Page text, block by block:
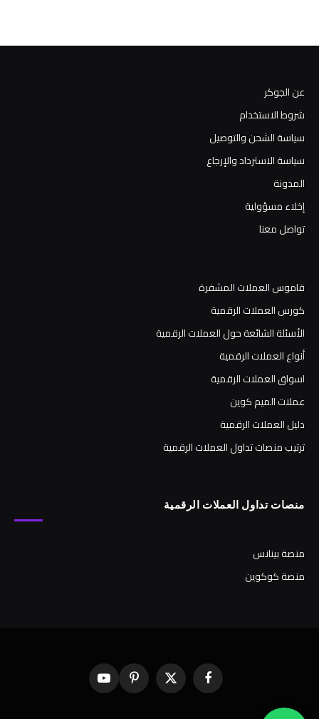
عن الجوكر
شروط الاستخدام
سياسة الشحن والتوصيل
سياسة الاسترداد والإرجاع
المدونة
إخلاء مسؤولية
تواصل معنا
قاموس العملات المشفرة
كورس العملات الرقمية
الأسئلة الشائعة حول العملات الرقمية
أنواع العملات الرقمية
اسواق العملات الرقمية
عملات الميم كوين
دليل العملات الرقمية
ترتيب منصات تداول العملات الرقمية
منصات تداول العملات الرقمية
منصة بينانس
منصة كوكوين
فيسبوك X
(Twitter)
بينتيريستيوتيوب